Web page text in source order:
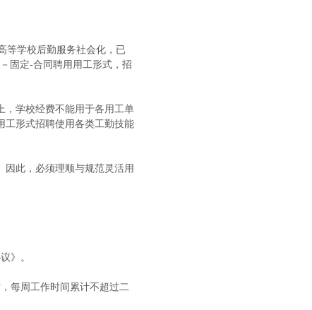
等学校后勤服务社会化，已
固定-合同聘用用工形式，招
学校经费不能用于各用工单
工形式招聘使用各类工勤技能
此，必须理顺与规范灵活用
》。
每周工作时间累计不超过二